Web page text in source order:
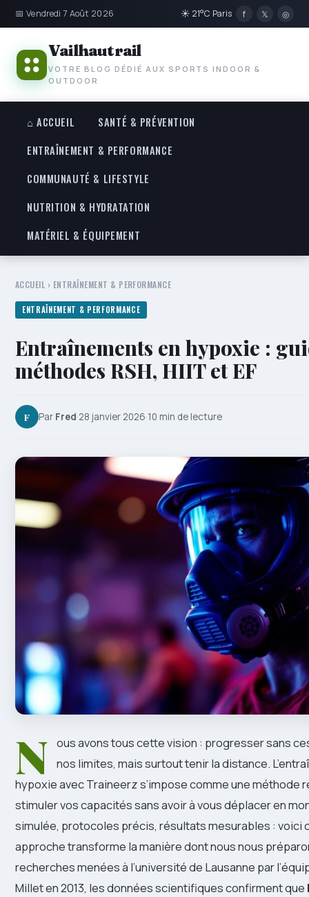
📅 Vendredi 7 Août 2026 ☀ 21°C Paris f 𝕏 ◎
Vailhautrail
VOTRE BLOG DÉDIÉ AUX SPORTS INDOOR &
OUTDOOR
⌂ ACCUEIL
SANTÉ & PRÉVENTION
ENTRAÎNEMENT & PERFORMANCE
COMMUNAUTÉ & LIFESTYLE
NUTRITION & HYDRATATION
MATÉRIEL & ÉQUIPEMENT
ACCUEIL › ENTRAÎNEMENT & PERFORMANCE
ENTRAÎNEMENT & PERFORMANCE
Entraînements en hypoxie :
méthodes RSH, HIIT et EF
F Par Fred·28 janvier 2026·10 min de lecture
N ous avons tous cette vision : progresser sans
nos limites, mais surtout tenir la distance.
hypoxie avec Traineerz s’impose comme une méthode
stimuler vos capacités sans avoir à vous déplacer en
simulée, protocoles précis, résultats mesurables : voici
approche transforme la manière dont nous nous
recherches menées à l’université de Lausanne par
Millet en 2013, les données scientifiques confirment que